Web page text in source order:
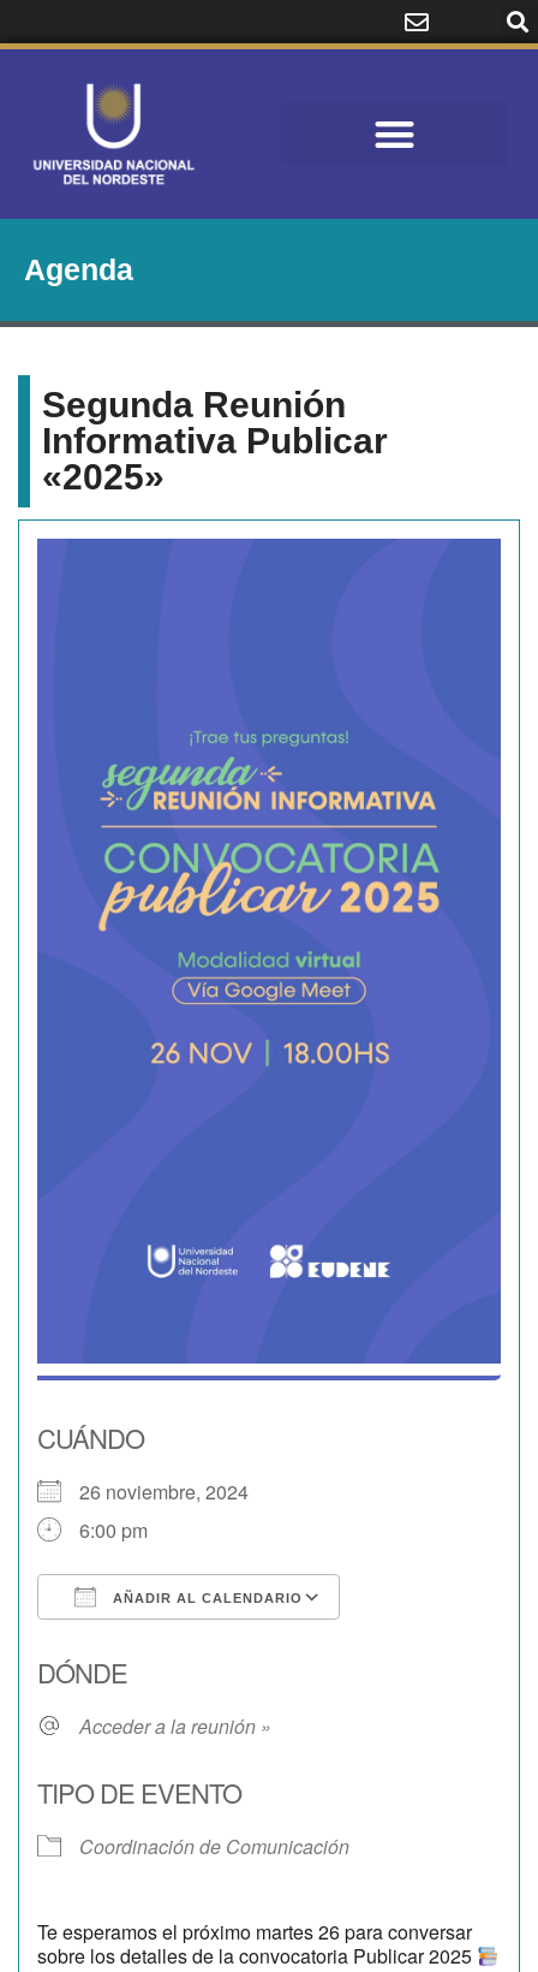
Agenda
Segunda Reunión
Informativa Publicar
«2025»
CUÁNDO
26 noviembre, 2024
6:00 pm
AÑADIR AL CALENDARIO
DÓNDE
Acceder a la reunión »
TIPO DE EVENTO
Coordinación de Comunicación
Te esperamos el próximo martes 26 para conversar
sobre los detalles de la convocatoria Publicar 2025